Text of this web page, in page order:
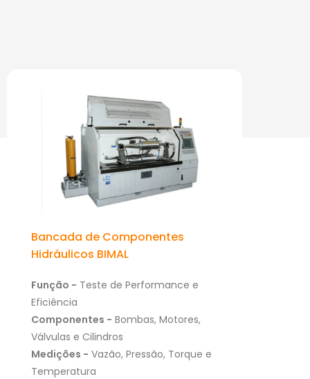
PRODUTOS DE DESTAQUE:
Bancada de Componentes
Hidráulicos BIMAL
Função - Teste de Performance e
Eficiência
Componentes - Bombas, Motores,
Válvulas e Cilindros
Medições - Vazão, Pressão, Torque e
Temperatura